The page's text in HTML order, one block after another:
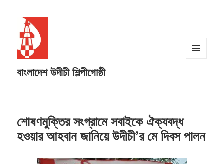
বাংলাদেশ উদীচী শিল্পীগোষ্ঠী
শোষণমুক্তির সংগ্রামে সবাইকে ঐক্যবদ্ধ
হওয়ার আহবান জানিয়ে উদীচী’র মে দিবস পালন